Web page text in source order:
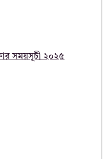
সময়সূচী ২০২৫